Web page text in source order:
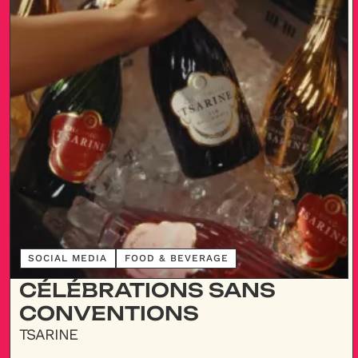
DÉCOUVRIRFOOD & BEVERAGE
SOCIAL MEDIA
CÉLÉBRATIONS SANS
CONVENTIONS
TSARINE